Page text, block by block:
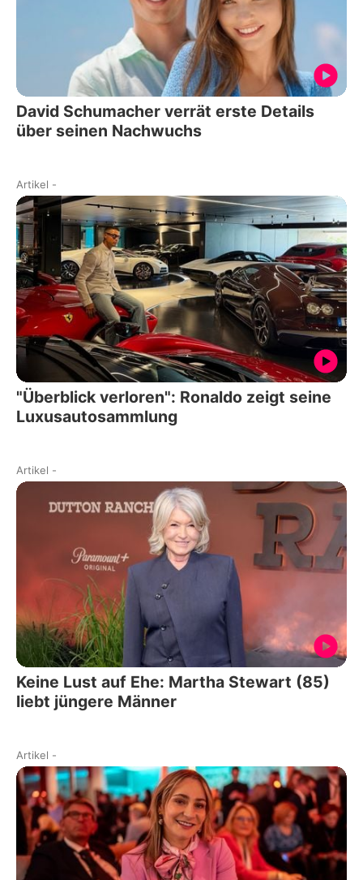
David Schumacher verrät erste Details
über seinen Nachwuchs
Artikel -
"Überblick verloren": Ronaldo zeigt seine
Luxusautosammlung
Artikel -
Keine Lust auf Ehe: Martha Stewart (85)
liebt jüngere Männer
Artikel -